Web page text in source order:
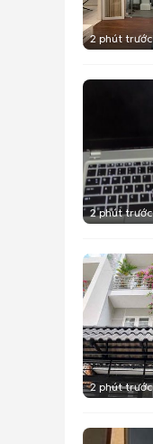
2 phút trước
2 phút trước
2 phút trước